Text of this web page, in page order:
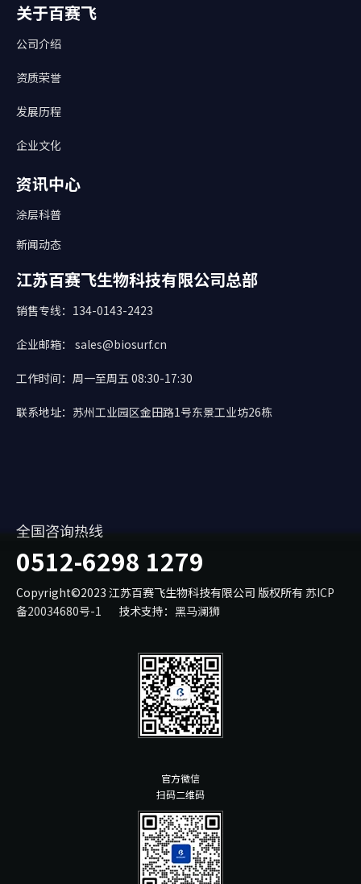
关于百赛飞
公司介绍
资质荣誉
发展历程
企业文化
资讯中心
涂层科普
新闻动态
江苏百赛飞生物科技有限公司总部
销售专线：134-0143-2423
企业邮箱： sales@biosurf.cn
工作时间：周一至周五 08:30-17:30
联系地址：苏州工业园区金田路1号东景工业坊26栋
全国咨询热线
0512-6298 1279
Copyright©2023 江苏百赛飞生物科技有限公司 版权所有苏ICP
备20034680号-1
技术支持： 黑马澜狮
官方微信
扫码二维码